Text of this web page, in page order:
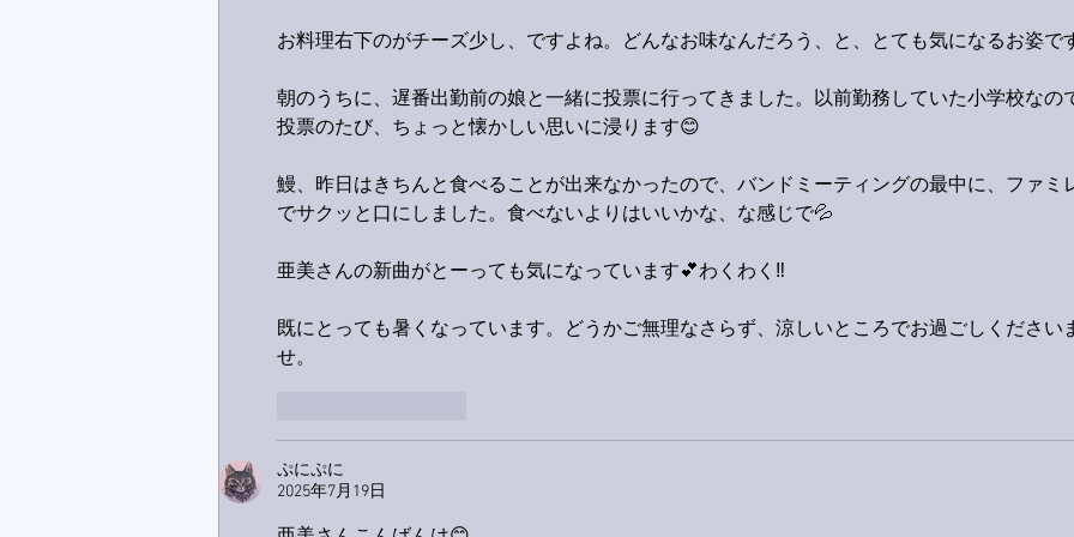
お料理右下のがチーズ少し、ですよね。どんなお味なんだろう、と、とても気になるお姿で
朝のうちに、遅番出勤前の娘と一緒に投票に行ってきました。以前勤務していた小学校なの
投票のたび、ちょっと懐かしい思いに浸ります😊
鰻、昨日はきちんと食べることが出来なかったので、バンドミーティングの最中に、ファミ
でサクッと口にしました。食べないよりはいいかな、な感じで💦
亜美さんの新曲がとーっても気になっています💕わくわく‼️
既にとっても暑くなっています。どうかご無理なさらず、涼しいところでお過ごしください
せ。
ぷにぷに
2025年7月19日